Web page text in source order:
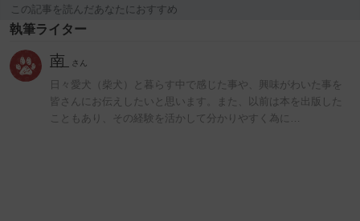
この記事を読んだあなたにおすすめ
執筆ライター
南 さん
日々愛犬（柴犬）と暮らす中で感じた事や、興味がわいた事を
皆さんにお伝えしたいと思います。また、以前は本を出版した
こともあり、その経験を活かして分かりやすく為に…